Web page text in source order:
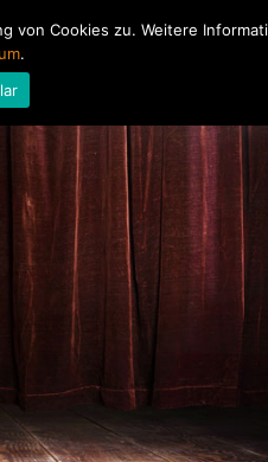
von Cookies zu. Weitere
.